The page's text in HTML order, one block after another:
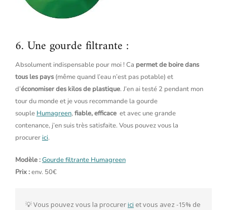
6. Une gourde filtrante :
Absolument indispensable pour moi ! Ca permet de boire dans
tous les pays (même quand l’eau n’est pas potable) et
d’économiser des kilos de plastique. J’en ai testé 2 pendant mon
tour du monde et je vous recommande la gourde
souple Humagreen,fiable, efficace et avec une grande
contenance, j’en suis très satisfaite. Vous pouvez vous la
procurerici.
Modèle :Gourde filtrante Humagreen
Prix :env. 50€
💡 Vous pouvez vous la procurer ici et vous avez -15% de